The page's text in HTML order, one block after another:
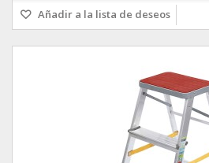
Añadir a la lista de deseos